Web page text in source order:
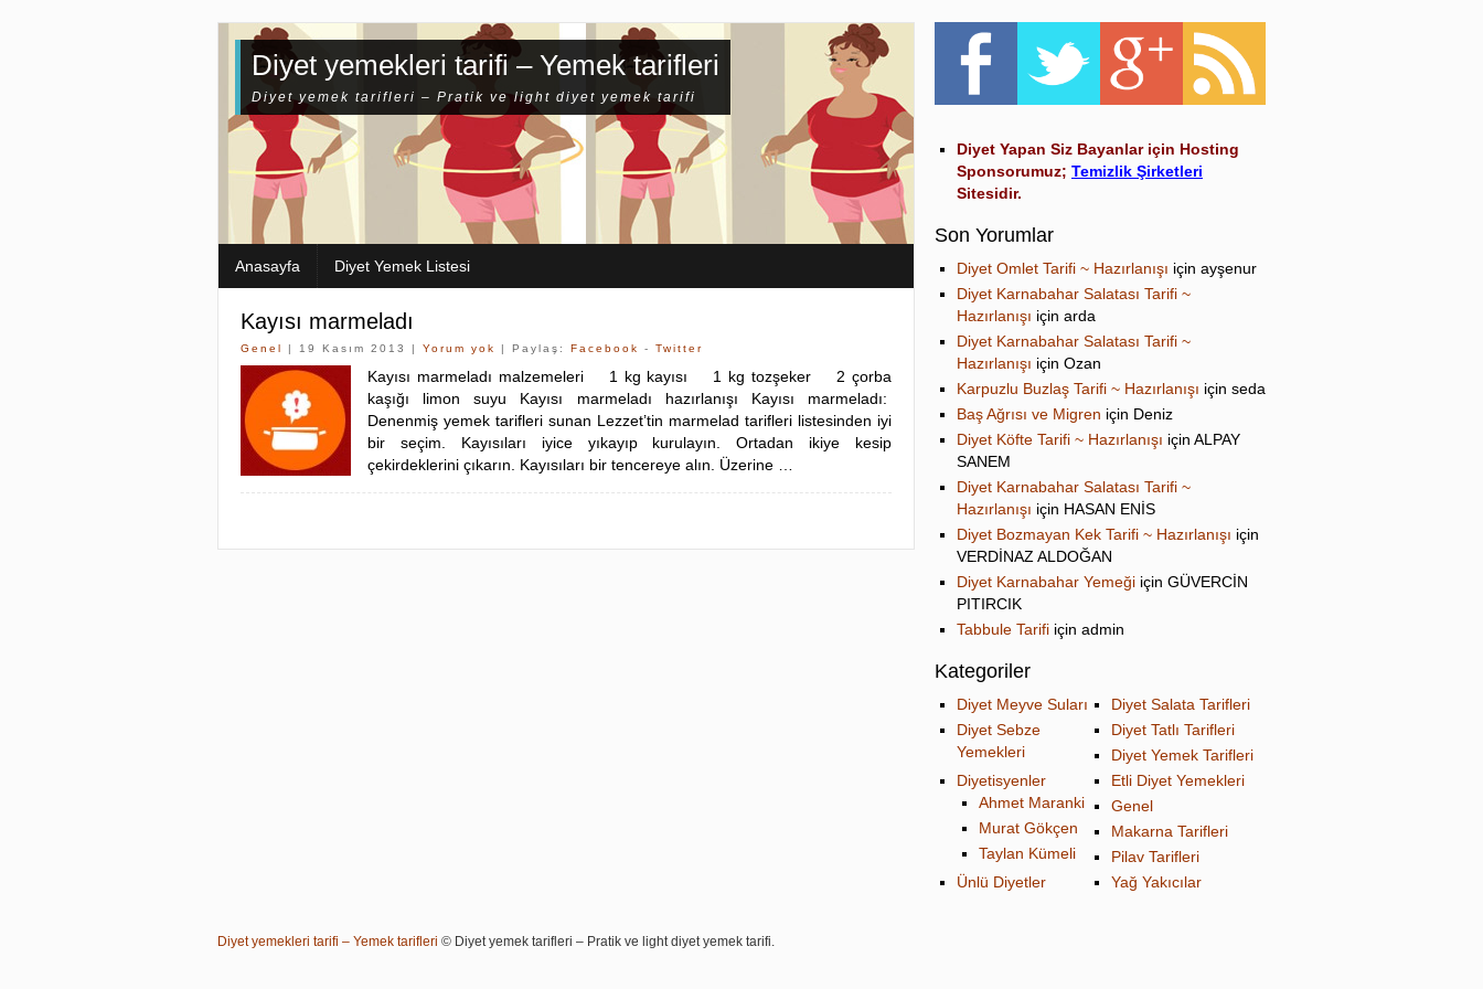
Diyet yemekleri tarifi – Yemek tarifleri
Diyet yemek tarifleri – Pratik ve light diyet yemek tarifi
Anasayfa Diyet Yemek Listesi
Kayısı marmeladı
Genel | 19 Kasım 2013 | Yorum yok | Paylaş: Facebook - Twitter
Kayısı marmeladı malzemeleri 1 kg kayısı 1 kg tozşeker 2 çorba
kaşığı limon suyu Kayısı marmeladı hazırlanışı Kayısı marmeladı:
Denenmiş yemek tarifleri sunan Lezzet’tin marmelad tarifleri listesinden iyi
bir seçim. Kayısıları iyice yıkayıp kurulayın. Ortadan ikiye kesip
çekirdeklerini çıkarın. Kayısıları bir tencereye alın. Üzerine …
Diyet Yapan Siz Bayanlar için Hosting
Sponsorumuz; Temizlik Şirketleri
Sitesidir.
Son Yorumlar
Diyet Omlet Tarifi ~ Hazırlanışı için ayşenur
Diyet Karnabahar Salatası Tarifi ~
Hazırlanışı için arda
Diyet Karnabahar Salatası Tarifi ~
Hazırlanışı için Ozan
Karpuzlu Buzlaş Tarifi ~ Hazırlanışı için seda
Baş Ağrısı ve Migren için Deniz
Diyet Köfte Tarifi ~ Hazırlanışı için ALPAY
SANEM
Diyet Karnabahar Salatası Tarifi ~
Hazırlanışı için HASAN ENİS
Diyet Bozmayan Kek Tarifi ~ Hazırlanışı için
VERDİNAZ ALDOĞAN
Diyet Karnabahar Yemeği için GÜVERCİN
PITIRCIK
Tabbule Tarifi için admin
Kategoriler
Diyet Meyve Suları
Diyet Salata Tarifleri
Diyet Sebze
Yemekleri
Diyet Tatlı Tarifleri
Diyet Yemek Tarifleri
Diyetisyenler
Ahmet Maranki
Murat Gökçen
Taylan Kümeli
Etli Diyet Yemekleri
Genel
Makarna Tarifleri
Pilav Tarifleri
Ünlü Diyetler
Yağ Yakıcılar
Diyet yemekleri tarifi – Yemek tarifleri © Diyet yemek tarifleri – Pratik ve light diyet yemek tarifi.